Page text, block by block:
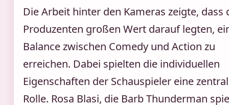
Die Arbeit hinter den Kameras zeigte, dass
Produzenten großen Wert darauf legten,
Balance zwischen Comedy und Action zu
erreichen. Dabei spielten die individuellen
Eigenschaften der Schauspieler eine
Rolle. Rosa Blasi, die Barb Thunderman